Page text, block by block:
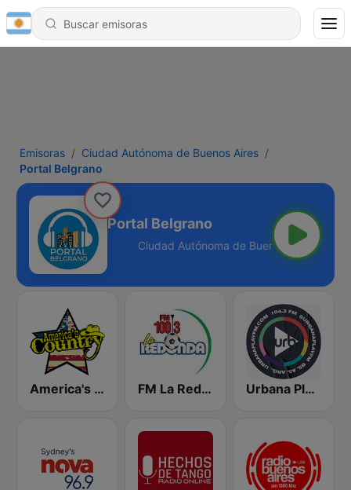
Emisoras
Ciudad Autónoma de Buenos Aires
Portal Belgrano
Portal Belgrano
Aires - 103.5 FM
America's Country FM La Redonda Urbana Play 104.3 FM